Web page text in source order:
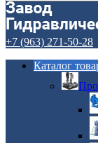
+7 (963) 271-50-28
Каталог